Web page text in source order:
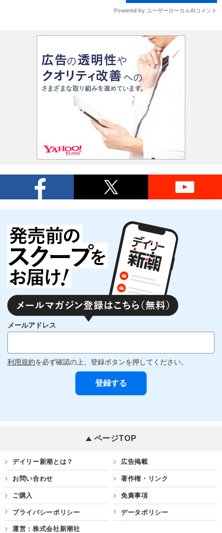
メールアドレス
利用規約を必ず確認の上、登録ボタンを押してください。
ページTOP
デイリー新潮とは？ 広告掲載
お問い合わせ 著作権・リンク
ご購入 免責事項
プライバシーポリシー データポリシー
運営：株式会社新潮社